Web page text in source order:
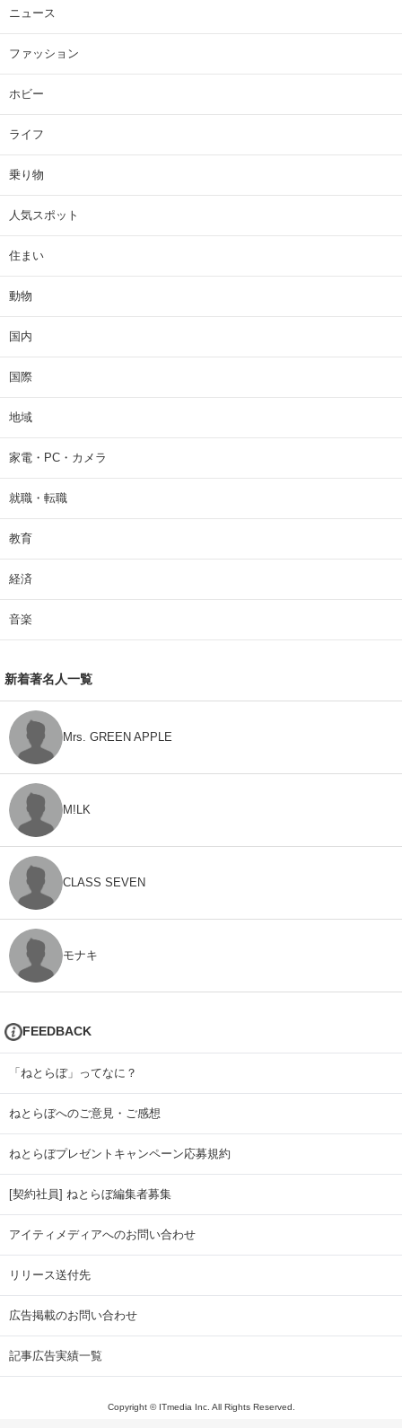
ニュース
ファッション
ホビー
ライフ
乗り物
人気スポット
住まい
動物
国内
国際
地域
家電・PC・カメラ
就職・転職
教育
経済
音楽
新着著名人一覧
Mrs. GREEN APPLE
M!LK
CLASS SEVEN
モナキ
FEEDBACK
「ねとらぼ」ってなに？
ねとらぼへのご意見・ご感想
ねとらぼプレゼントキャンペーン応募規約
[契約社員] ねとらぼ編集者募集
アイティメディアへのお問い合わせ
リリース送付先
広告掲載のお問い合わせ
記事広告実績一覧
Copyright © ITmedia Inc. All Rights Reserved.